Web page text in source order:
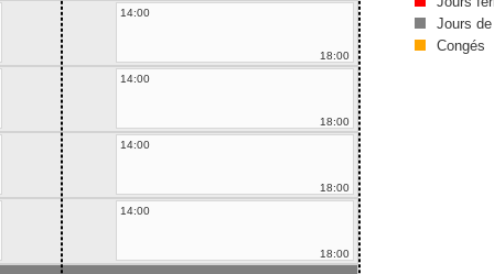
14:00
18:00
14:00
18:00
14:00
18:00
14:00
18:00
Jours
Congés